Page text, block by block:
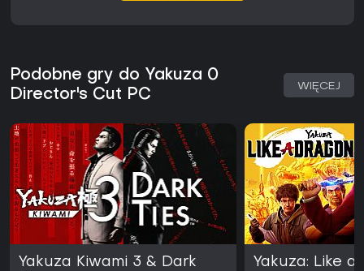
Podobne gry do Yakuza 0
Director's Cut PC
WIĘCEJ
Yakuza Kiwami 3 & Dark
Yakuza: Like a